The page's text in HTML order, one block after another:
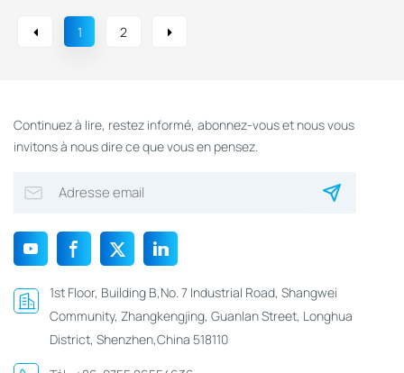
D'attractions
1 2
Continuez à lire, restez informé, abonnez-vous et nous vous
invitons à nous dire ce que vous en pensez.
1st Floor, Building B,No. 7 Industrial Road, Shangwei
Community, Zhangkengjing, Guanlan Street, Longhua
District, Shenzhen,China 518110